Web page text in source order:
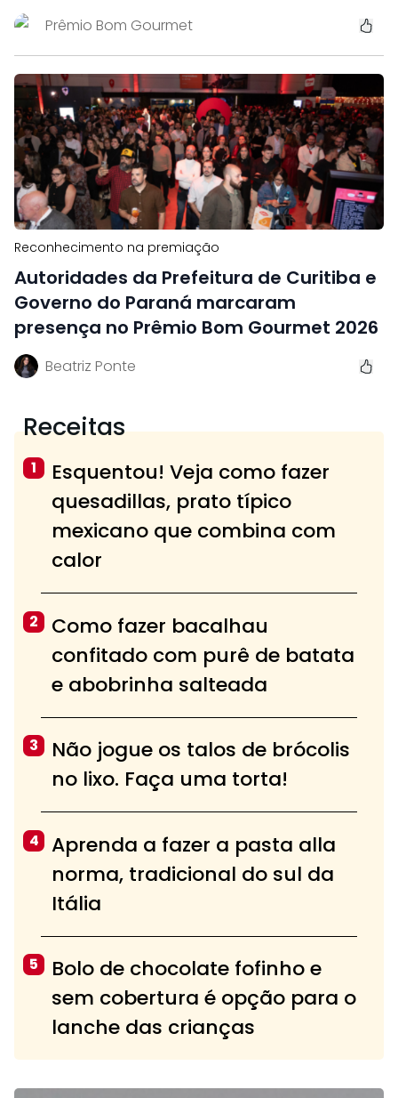
Prêmio Bom Gourmet
Reconhecimento na premiação
Autoridades da Prefeitura de Curitiba e
Governo do Paraná marcaram
presença no Prêmio Bom Gourmet 2026
Beatriz Ponte
Receitas
1
Esquentou! Veja como fazer
quesadillas, prato típico
mexicano que combina com
calor
2
Como fazer bacalhau
confitado com purê de batata
e abobrinha salteada
3
Não jogue os talos de brócolis
no lixo. Faça uma torta!
4
Aprenda a fazer a pasta alla
norma, tradicional do sul da
Itália
5
Bolo de chocolate fofinho e
sem cobertura é opção para o
lanche das crianças